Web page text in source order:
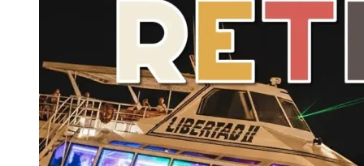
$ 35.000,00.
es:
$ 30.000,00.